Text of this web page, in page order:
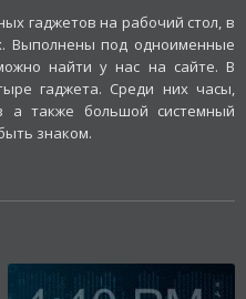
гаджетов на рабочий стол, в
Выполнены под одноименные
найти у нас на сайте. В
гаджета. Среди них часы,
а также большой системный
знаком.